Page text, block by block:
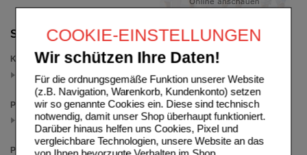
COOKIE-EINSTELLUNGEN
Wir schützen Ihre Daten!
Für die ordnungsgemäße Funktion unserer Website
(z.B. Navigation, Warenkorb, Kundenkonto) setzen
wir so genannte Cookies ein. Diese sind technisch
notwendig, damit unser Shop überhaupt funktioniert.
Darüber hinaus helfen uns Cookies, Pixel und
vergleichbare Technologien, unsere Website an das
Suche verfeinern
Kategorien
Nasensprays
(auswahl entfernen)
Packungsgröße
15 ml
(auswahl entfernen)
Preis